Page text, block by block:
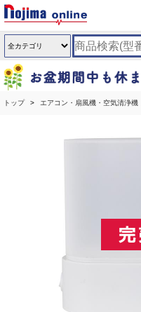
トップ エアコン・扇風機・空気清浄機